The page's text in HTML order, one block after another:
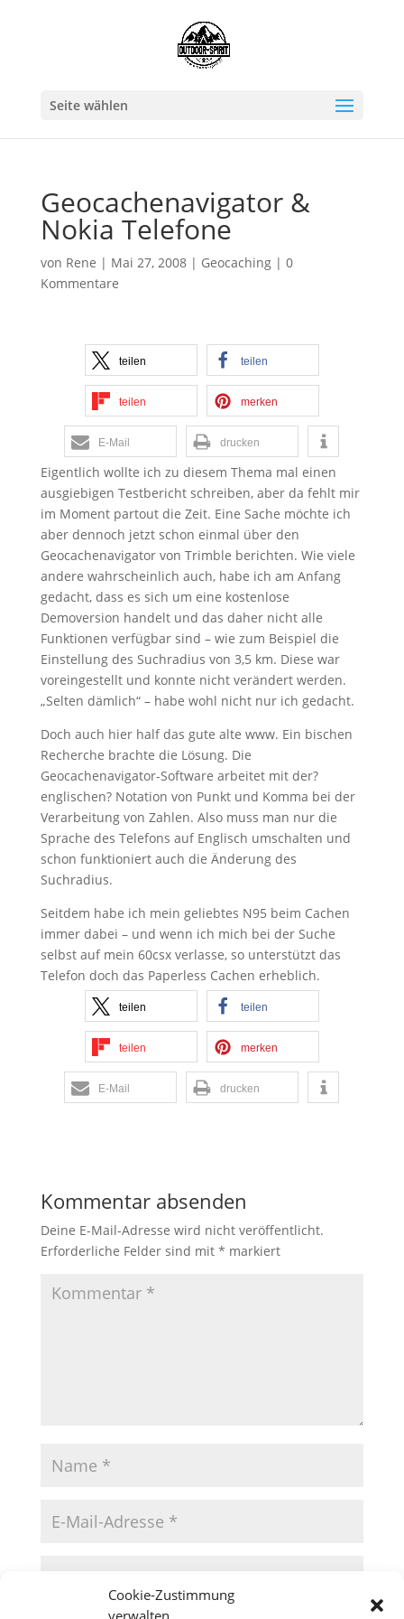
Cookie-Zustimmung
verwalten
Seite wählen
Geocachenavigator &
Nokia Telefone
von Rene | Mai 27, 2008| Geocaching| 0
Kommentare
teilen teilen
teilen merken
E-Mail drucken
Eigentlich wollte ich zu diesem Thema mal einen
ausgiebigen Testbericht schreiben, aber da fehlt mir
im Moment partout die Zeit. Eine Sache möchte ich
aber dennoch jetzt schon einmal über den
Geocachenavigator von Trimble berichten. Wie viele
andere wahrscheinlich auch, habe ich am Anfang
gedacht, dass es sich um eine kostenlose
Demoversion handelt und das daher nicht alle
Funktionen verfügbar sind – wie zum Beispiel die
Einstellung des Suchradius von 3,5 km. Diese war
voreingestellt und konnte nicht verändert werden.
„Selten dämlich“ – habe wohl nicht nur ich gedacht.
Doch auch hier half das gute alte www. Ein bischen
Recherche brachte die Lösung. Die
Geocachenavigator-Software arbeitet mit der?
englischen? Notation von Punkt und Komma bei der
Verarbeitung von Zahlen. Also muss man nur die
Sprache des Telefons auf Englisch umschalten und
schon funktioniert auch die Änderung des
Suchradius.
Seitdem habe ich mein geliebtes N95 beim Cachen
immer dabei – und wenn ich mich bei der Suche
selbst auf mein 60csx verlasse, so unterstützt das
Telefon doch das Paperless Cachen erheblich.
teilen teilen
teilen merken
E-Mail drucken
Kommentar absenden
Deine E-Mail-Adresse wird nicht veröffentlicht.
Erforderliche Felder sind mit * markiert